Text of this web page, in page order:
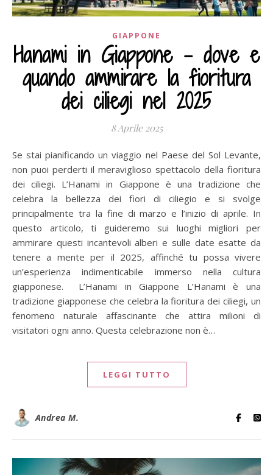
GIAPPONE
Hanami in Giappone – dove e
quando ammirare la fioritura
dei ciliegi nel 2025
8 Aprile 2025
Se stai pianificando un viaggio nel Paese del Sol Levante,
non puoi perderti il meraviglioso spettacolo della fioritura
dei ciliegi. L’Hanami in Giappone è una tradizione che
celebra la bellezza dei fiori di ciliegio e si svolge
principalmente tra la fine di marzo e l’inizio di aprile. In
questo articolo, ti guideremo sui luoghi migliori per
ammirare questi incantevoli alberi e sulle date esatte da
tenere a mente per il 2025, affinché tu possa vivere
un’esperienza indimenticabile immerso nella cultura
giapponese. L’Hanami in Giappone L’Hanami è una
tradizione giapponese che celebra la fioritura dei ciliegi, un
fenomeno naturale affascinante che attira milioni di
visitatori ogni anno. Questa celebrazione non è…
LEGGI TUTTO
Andrea M.